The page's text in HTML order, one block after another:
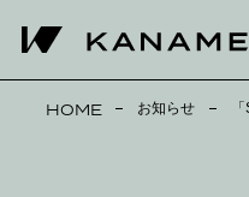
HOME お知らせ